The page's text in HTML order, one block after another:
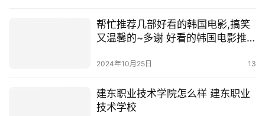
帮忙推荐几部好看的韩国电影,搞笑
又温馨的~多谢 好看的韩国电影推
2024年10月25日 13
建东职业技术学院怎么样 建东职业
技术学校